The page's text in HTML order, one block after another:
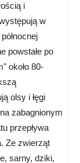
i
w
powstałe po
około 80-
olsy i łęgi
zabagnionym
przepływa
Ze zwierząt
sarny, dziki,